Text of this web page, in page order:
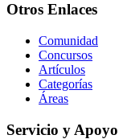
Otros Enlaces
Comunidad
Concursos
Artículos
Categorías
Áreas
Servicio y Apoyo